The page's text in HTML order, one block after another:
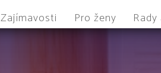
Zajímavosti Pro ženy